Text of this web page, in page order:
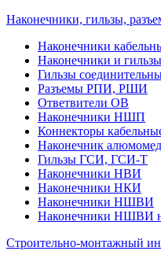
Наконечники, гильзы,
Наконечники
Наконечники и
Гильзы
Разъемы РПИ, РШИ
Ответвители ОВ
Наконечники НШП
Коннекторы
Наконечник
Гильзы ГСИ, ГСИ-Т
Наконечники НВИ
Наконечники НКИ
Наконечники НШВИ
Наконечники НШВИ
Строительно-монтажный